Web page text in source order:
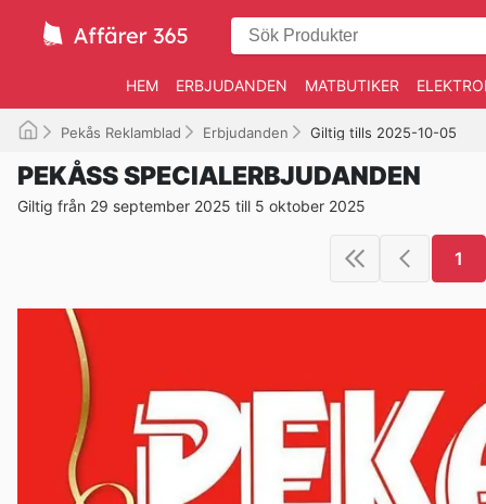
HEM ERBJUDANDEN MATBUTIKER
Pekås Reklamblad Erbjudanden Giltig tills 2025-10-05
PEKÅSS SPECIALERBJUDANDEN
Giltig från 29 september 2025 till 5 oktober 2025
1